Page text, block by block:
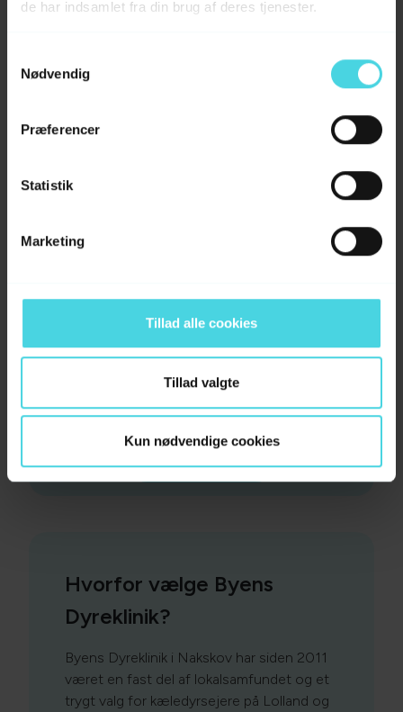
de har indsamlet fra din brug af deres tjenester.
Nødvendig
Præferencer
Statistik
Marketing
Tillad alle cookies
Tillad valgte
Kun nødvendige cookies
engageret team af erfarne dyrlæger og
kæledyr.
og nærvær fra start til slut.
Hvorfor vælge Byens
Dyreklinik?
Byens Dyreklinik i Nakskov har siden 2011
været en fast del af lokalsamfundet og et
trygt valg for kæledyrsejere på Lolland og